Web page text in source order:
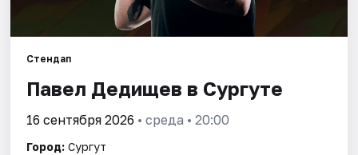
Стендап
Павел Дедищев в Сургуте
16 сентября 2026 • среда • 20:00
Город: Сургут